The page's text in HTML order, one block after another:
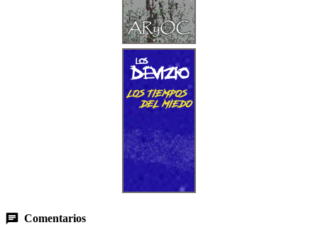
Comentarios